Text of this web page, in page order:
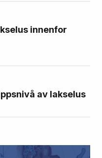
innenfor
av lakselus